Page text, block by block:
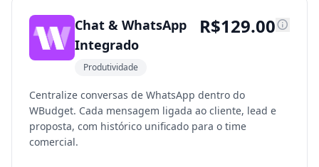
Chat & WhatsApp
Integrado
Produtividade
R$129.00
Centralize conversas de WhatsApp dentro do
WBudget. Cada mensagem ligada ao cliente, lead e
proposta, com histórico unificado para o time
comercial.